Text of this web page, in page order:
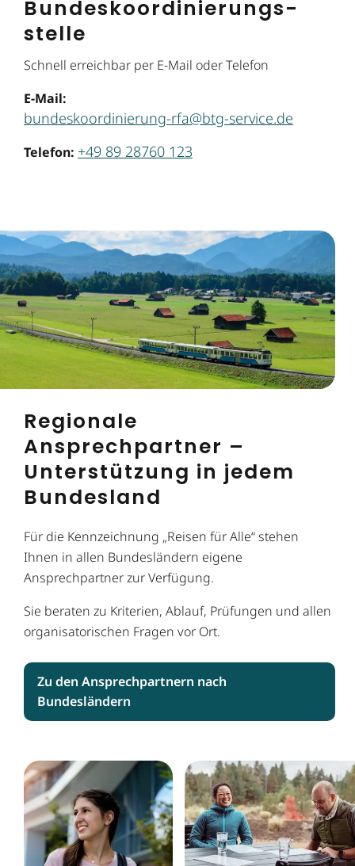
Bundes­koordinier­ungs­
stelle
Schnell erreichbar per E-Mail oder Telefon
E-Mail:
bundeskoordinierung-rfa@btg-service.de
Telefon: +49 89 28760 123
Regionale
Ansprechpartner –
Unterstützung in jedem
Bundesland
Für die Kennzeichnung „Reisen für Alle“ stehen
Ihnen in allen Bundesländern eigene
Ansprechpartner zur Verfügung.
Sie beraten zu Kriterien, Ablauf, Prüfungen und allen
organisatorischen Fragen vor Ort.
Zu den Ansprechpartnern nach
Bundesländern